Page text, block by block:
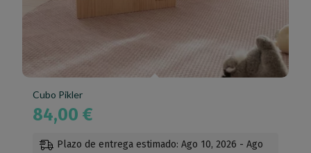
Cubo Pikler
84,00€
Plazo de entrega estimado: Ago 10, 2026 - Ago